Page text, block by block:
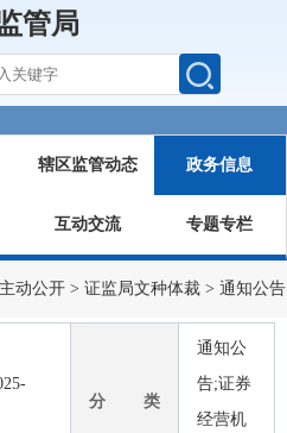
管局
辖区监管动态 政务信息
互动交流 专题专栏
主动公开 > 证监局文种体裁 > 通知公告
分 类
通知公
告;证券
经营机